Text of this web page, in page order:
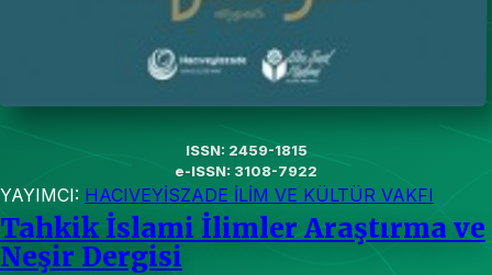
ISSN: 2459-1815
e-ISSN: 3108-7922
YAYIMCI: HACIVEYİSZADE İLİM VE KÜLTÜR VAKFI
Tahkik İslami İlimler Araştırma ve
Neşir Dergisi